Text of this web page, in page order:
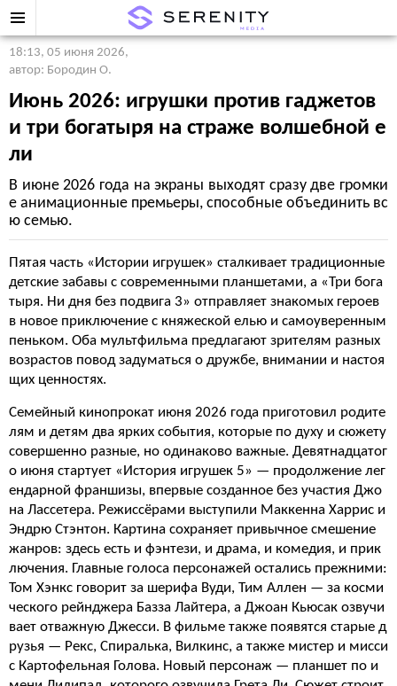
18:13, 05 июня 2026,
автор: Бородин О.
Июнь 2026: игрушки против гаджетов
и три богатыря на страже волшебной е
ли
В июне 2026 года на экраны выходят сразу две громки
е анимационные премьеры, способные объединить вс
ю семью.
Пятая часть «Истории игрушек» сталкивает традиционные
детские забавы с современными планшетами, а «Три бога
тыря. Ни дня без подвига 3» отправляет знакомых героев
в новое приключение с княжеской елью и самоуверенным
пеньком. Оба мультфильма предлагают зрителям разных
возрастов повод задуматься о дружбе, внимании и настоя
щих ценностях.
Семейный кинопрокат июня 2026 года приготовил родите
лям и детям два ярких события, которые по духу и сюжету
совершенно разные, но одинаково важные. Девятнадцатог
о июня стартует «История игрушек 5» — продолжение лег
ендарной франшизы, впервые созданное без участия Джо
на Лассетера. Режиссёрами выступили Маккенна Харрис и
Эндрю Стэнтон. Картина сохраняет привычное смешение
жанров: здесь есть и фэнтези, и драма, и комедия, и прик
лючения. Главные голоса персонажей остались прежними:
Том Хэнкс говорит за шерифа Вуди, Тим Аллен — за косми
ческого рейнджера Базза Лайтера, а Джоан Кьюсак озвучи
вает отважную Джесси. В фильме также появятся старые д
рузья — Рекс, Спиралька, Вилкинс, а также мистер и мисси
с Картофельная Голова. Новый персонаж — планшет по и